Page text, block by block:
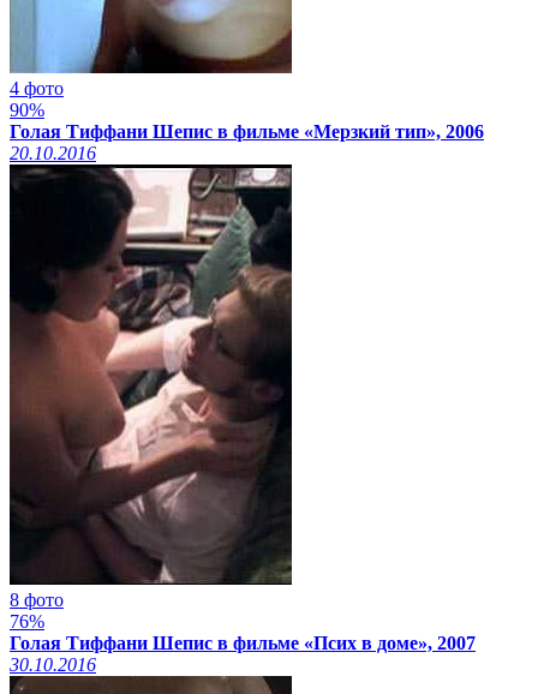
4 фото
90%
Голая Тиффани Шепис в фильме «Мерзкий тип», 2006
20.10.2016
8 фото
76%
Голая Тиффани Шепис в фильме «Псих в доме», 2007
30.10.2016